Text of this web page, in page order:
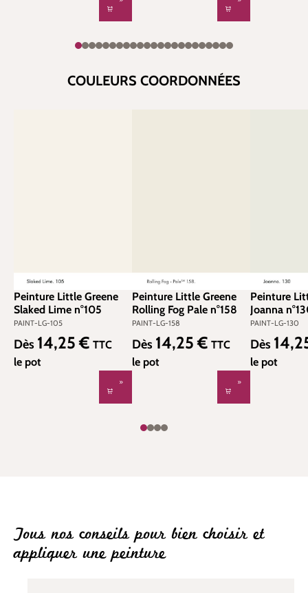
COULEURS COORDONNÉES
Peinture Little Greene
Slaked Lime n°105
PAINT-LG-105
Prix régulier :
Dès 14,25 € TTC
le pot
Peinture Little Greene
Rolling Fog Pale n°158
PAINT-LG-158
Prix régulier :
Dès 14,25 € TTC
le pot
Peinture
Joanna
PAINT-LG-130
Prix
Dès
le pot
Tous nos conseils pour bien choisir et
appliquer une peinture